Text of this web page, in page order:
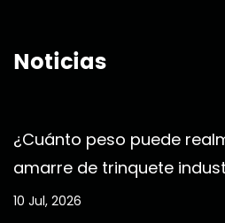
Noticias
¿Cuánto peso puede
amarre de trinquete
10 Jul, 2026